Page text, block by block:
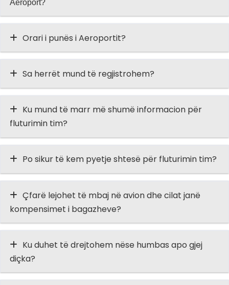
Aeroport?
Orari i punës i Aeroportit?
Sa herrët mund të regjistrohem?
Ku mund të marr më shumë informacion për
fluturimin tim?
Po sikur të kem pyetje shtesë për fluturimin tim?
Çfarë lejohet të mbaj në avion dhe cilat janë
kompensimet i bagazheve?
Ku duhet të drejtohem nëse humbas apo gjej
diçka?